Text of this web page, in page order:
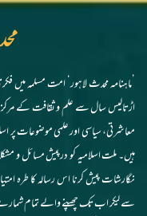
’ماہنامہ محدث لاہور‘ امت مسلمہ میں
اڑتالیس سال سے علم و ثقافت کے مرکز
معاشرتی، سیاسی اور علمی موضوعات پر
ہیں۔ ملت اسلامیہ کو درپیش مسائل و
سے لیکر اب تک چھپنے والے تمام